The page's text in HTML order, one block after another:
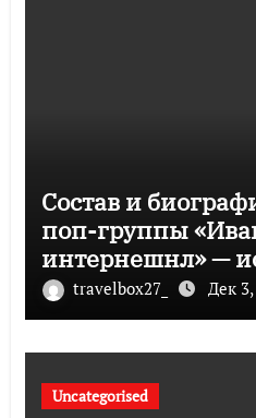
Состав и
поп-группы
интернешнл» —
музыка и судьбы
travelbox27_ Дек
Uncategorised